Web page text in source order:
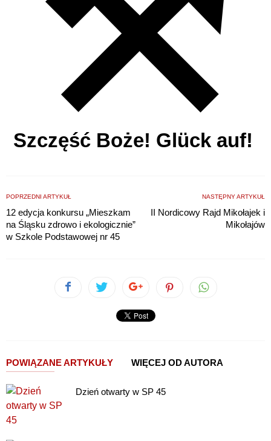
Szczęść Boże! Glück auf!
POPRZEDNI ARTYKUŁ
12 edycja konkursu „Mieszkam
na Śląsku zdrowo i ekologicznie”
w Szkole Podstawowej nr 45
NASTĘPNY ARTYKUŁ
II Nordicowy Rajd Mikołajek i
Mikołajów
POWIĄZANE ARTYKUŁY WIĘCEJ OD AUTORA
Dzień otwarty w SP 45